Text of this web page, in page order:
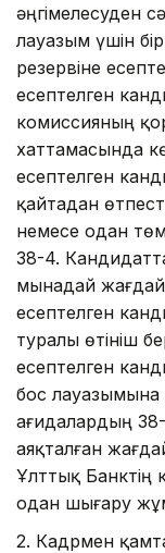
әңгімелесуден
лауазым үшін
резервіне
есептелген
комиссияның
хаттамасында
есептелген
қайтадан
немесе одан
38-4.
мынадай
есептелген
туралы өтініш
есептелген
бос лауазымына
Қағидалардың
аяқталған
Ұлттық Банктің
одан шығару
2. Кадрмен